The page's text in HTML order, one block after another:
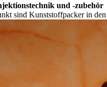
und -zubehör
sind Kunststoffpacker in